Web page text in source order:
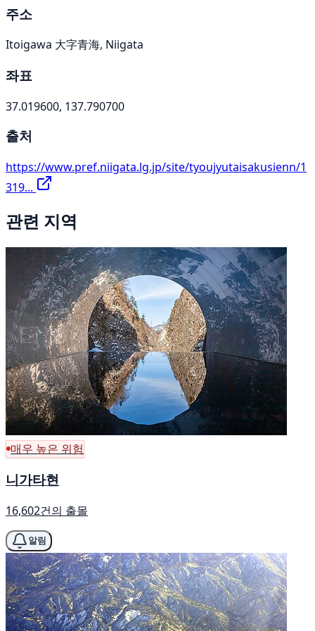
주소
Itoigawa 大字青海, Niigata
좌표
37.019600, 137.790700
출처
https://www.pref.niigata.lg.jp/site/tyoujyutaisakusienn/1
319...
관련 지역
매우 높은 위험
니가타현
16,602건의 출몰
알림